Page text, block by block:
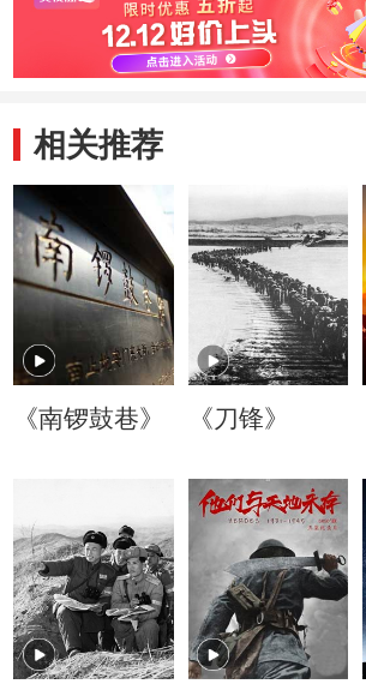
出一部精品力作
场正义之战
相关推荐
《南锣鼓巷》 《刀锋》